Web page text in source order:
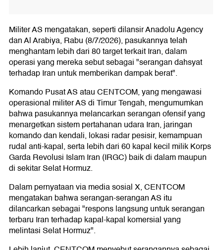
Militer AS mengatakan, seperti dilansir Anadolu Agency
dan Al Arabiya, Rabu (8/7/2026), pasukannya telah
menghantam lebih dari 80 target terkait Iran, dalam
operasi yang mereka sebut sebagai "serangan dahsyat
terhadap Iran untuk memberikan dampak berat".
Komando Pusat AS atau CENTCOM, yang mengawasi
operasional militer AS di Timur Tengah, mengumumkan
bahwa pasukannya melancarkan serangan ofensif yang
menargetkan sistem pertahanan udara Iran, jaringan
komando dan kendali, lokasi radar pesisir, kemampuan
rudal anti-kapal, serta lebih dari 60 kapal kecil milik Korps
Garda Revolusi Islam Iran (IRGC) baik di dalam maupun
di sekitar Selat Hormuz.
Dalam pernyataan via media sosial X, CENTCOM
mengatakan bahwa serangan-serangan AS itu
dilancarkan sebagai "respons langsung untuk serangan
terbaru Iran terhadap kapal-kapal komersial yang
melintasi Selat Hormuz".